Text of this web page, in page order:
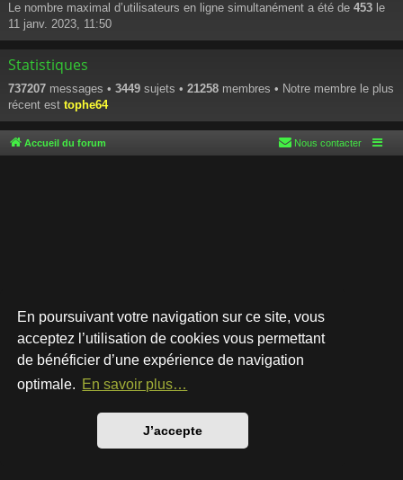
En poursuivant votre navigation sur ce site, vous
acceptez l’utilisation de cookies vous permettant
de bénéficier d’une expérience de navigation
optimale. En savoir plus…
J’accepte
Le nombre maximal d’utilisateurs en ligne simultanément a été de 453 le
11 janv. 2023, 11:50
Statistiques
737207 messages • 3449 sujets • 21258 membres • Notre membre le plus
récent est tophe64
Accueil du forum Nous contacter
Développé parphpBB® Forum Software © phpBB Limited
Style par
Traduction française officielle